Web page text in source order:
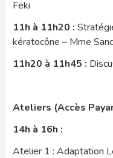
Feki
11h à 11h20 :
kératocône – Mme
11h20 à 11h45 :
Ateliers (Accès
14h à 16h :
Atelier 1 : Adaptation